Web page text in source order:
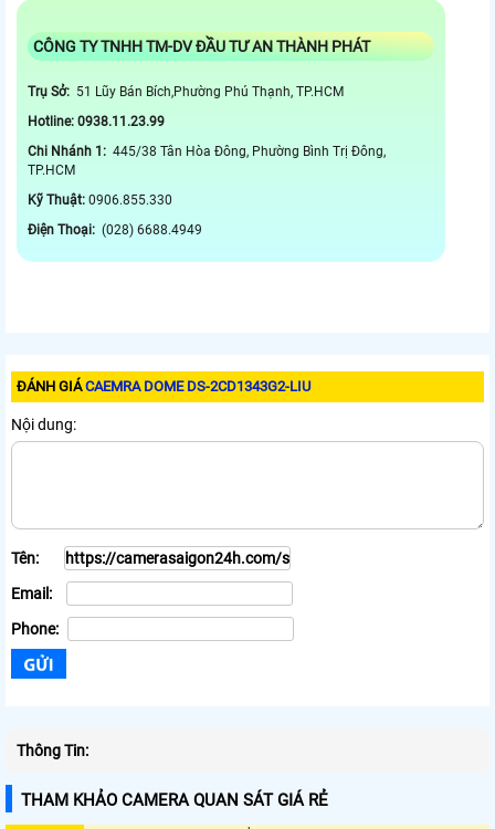
CÔNG TY TNHH TM-DV ĐẦU TƯ AN THÀNH PHÁT
Trụ Sở: 51 Lũy Bán Bích,Phường Phú Thạnh, TP.HCM
Hotline: 0938.11.23.99
Chi Nhánh 1: 445/38 Tân Hòa Đông, Phường Bình Trị Đông,
TP.HCM
Kỹ Thuật: 0906.855.330
Điện Thoại: (028) 6688.4949
ĐÁNH GIÁCAEMRA DOME DS-2CD1343G2-LIU
Nội dung:
Tên:
Email:
Phone:
Thông Tin:
THAM KHẢO CAMERA QUAN SÁT GIÁ RẺ